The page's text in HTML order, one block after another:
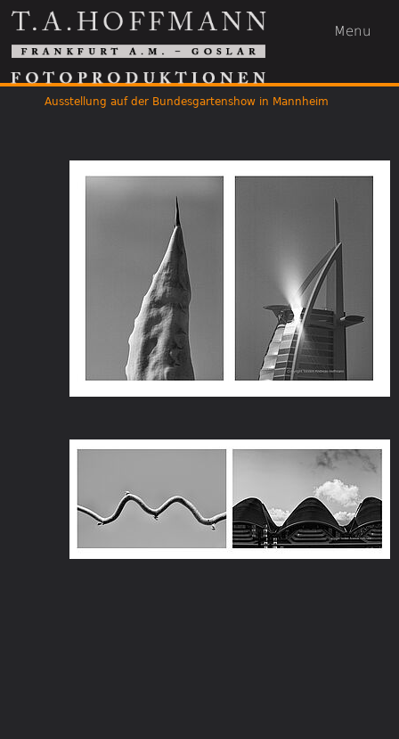
Menu
Ausstellung auf der Bundesgartenshow in Mannheim